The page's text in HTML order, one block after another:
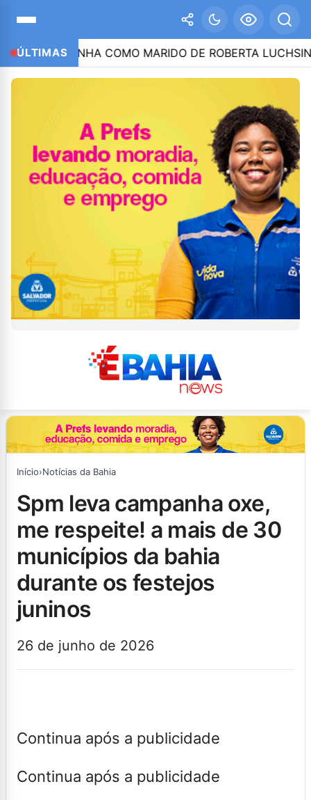
ÚLTIMAS
LULINHA COMO MARIDO DE ROBERTA LUCHSINGER
Início›Notícias da Bahia
spm leva campanha oxe,
me respeite! a mais de 30
municípios da bahia
durante os festejos
juninos
26 de junho de 2026
Continua após a publicidade
Continua após a publicidade